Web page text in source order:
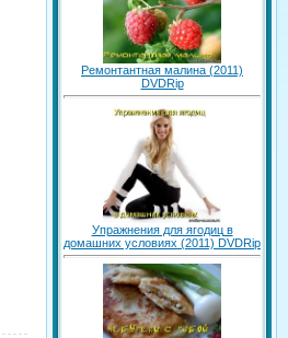
Ремонтантная малина (2011)
DVDRip
Упражнения для ягодиц в
домашних условиях (2011) DVDRip